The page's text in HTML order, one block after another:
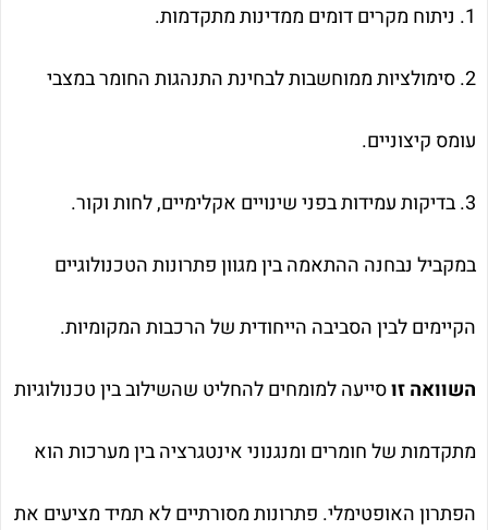
1. ניתוח מקרים דומים ממדינות מתקדמות.
2. סימולציות ממוחשבות לבחינת התנהגות החומר במצבי
עומס קיצוניים.
3. בדיקות עמידות בפני שינויים אקלימיים, לחות וקור.
במקביל נבחנה ההתאמה בין מגוון פתרונות הטכנולוגיים
הקיימים לבין הסביבה הייחודית של הרכבות המקומיות.
השוואה זוסייעה למומחים להחליט שהשילוב בין טכנולוגיות
מתקדמות של חומרים ומנגנוני אינטגרציה בין מערכות הוא
הפתרון האופטימלי. פתרונות מסורתיים לא תמיד מציעים את